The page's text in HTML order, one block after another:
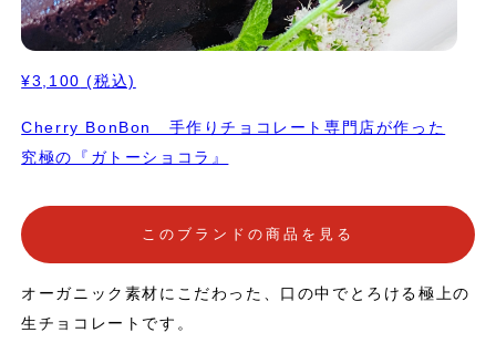
¥3,100 (税込)
Cherry BonBon 手作りチョコレート専門店が作った
究極の『ガトーショコラ』
このブランドの商品を見る
オーガニック素材にこだわった、口の中でとろける極上の
生チョコレートです。